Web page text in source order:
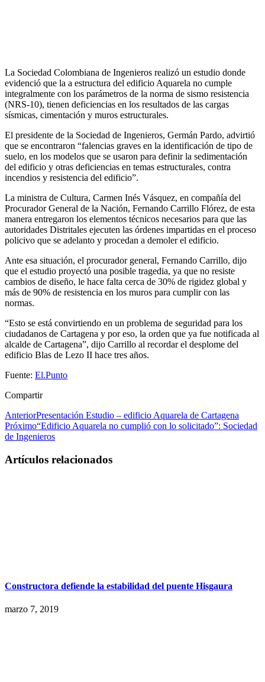
La Sociedad Colombiana de Ingenieros realizó un estudio donde
evidenció que la a estructura del edificio Aquarela no cumple
integralmente con los parámetros de la norma de sismo resistencia
(NRS-10), tienen deficiencias en los resultados de las cargas
sísmicas, cimentación y muros estructurales.
El presidente de la Sociedad de Ingenieros, Germán Pardo, advirtió
que se encontraron “falencias graves en la identificación de tipo de
suelo, en los modelos que se usaron para definir la sedimentación
del edificio y otras deficiencias en temas estructurales, contra
incendios y resistencia del edificio”.
La ministra de Cultura, Carmen Inés Vásquez, en compañía del
Procurador General de la Nación, Fernando Carrillo Flórez, de esta
manera entregaron los elementos técnicos necesarios para que las
autoridades Distritales ejecuten las órdenes impartidas en el proceso
policivo que se adelanto y procedan a demoler el edificio.
Ante esa situación, el procurador general, Fernando Carrillo, dijo
que el estudio proyectó una posible tragedia, ya que no resiste
cambios de diseño, le hace falta cerca de 30% de rigidez global y
más de 90% de resistencia en los muros para cumplir con las
normas.
“Esto se está convirtiendo en un problema de seguridad para los
ciudadanos de Cartagena y por eso, la orden que ya fue notificada al
alcalde de Cartagena”, dijo Carrillo al recordar el desplome del
edificio Blas de Lezo II hace tres años.
Fuente: El.Punto
Compartir
AnteriorPresentación Estudio – edificio Aquarela de Cartagena
Próximo“Edificio Aquarela no cumplió con lo solicitado”: Sociedad
de Ingenieros
Artículos relacionados
Constructora defiende la estabilidad del puente Hisgaura
marzo 7, 2019